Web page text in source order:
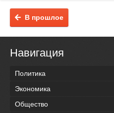
В прошлое
Навигация
Политика
Экономика
Общество